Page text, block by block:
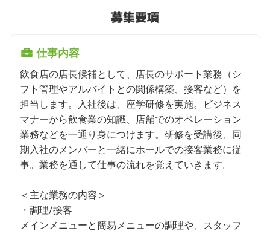
募集要項
仕事内容
飲食店の店長候補として、店長のサポート業務（シ
フト管理やアルバイトとの関係構築、接客など）を
担当します。入社後は、座学研修を実施。ビジネス
マナーから飲食業の知識、店舗でのオペレーション
業務などを一通り身につけます。研修を受講後、同
期入社のメンバーと一緒にホールでの接客業務に従
事。業務を通して仕事の流れを覚えていきます。
＜主な業務の内容＞
・調理/接客
メインメニューと簡易メニューの調理や、スタッフ